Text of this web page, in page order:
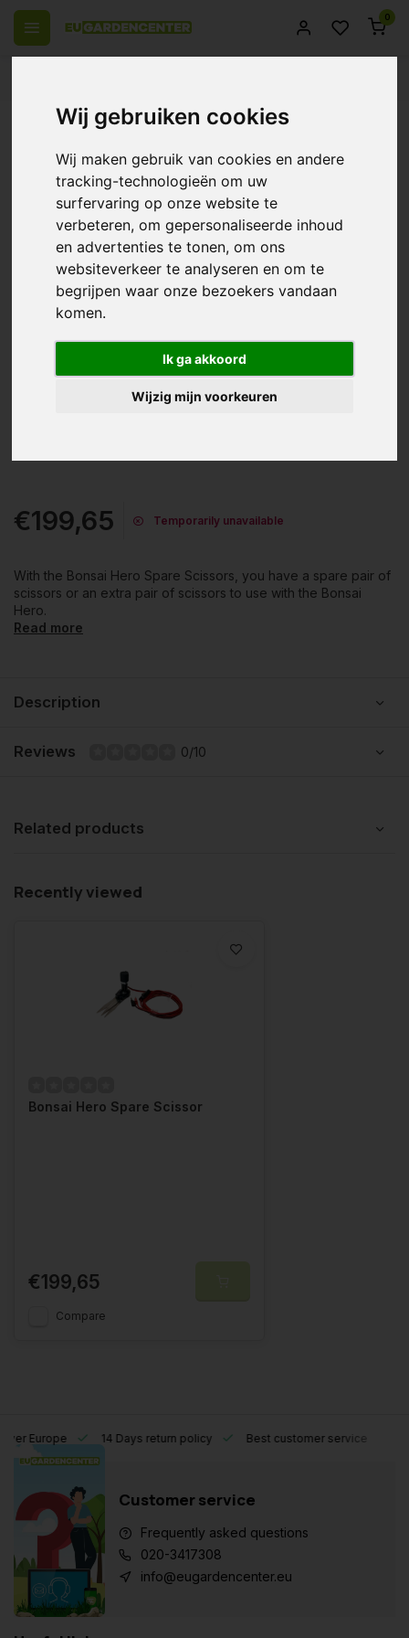
Wij gebruiken cookies
Wij maken gebruik van cookies en andere
tracking-technologieën om uw
surfervaring op onze website te
verbeteren, om gepersonaliseerde inhoud
en advertenties te tonen, om ons
websiteverkeer te analyseren en om te
begrijpen waar onze bezoekers vandaan
komen.
Ik ga akkoord
Wijzig mijn voorkeuren
0
Back
Bonsai Hero Spare Scissor ~ Extra
Bonsai Hero Scissors
0/10 (0 Reviews) Compare
€199,65 Temporarily unavailable
With the Bonsai Hero Spare Scissors, you have a spare pair of
scissors or an extra pair of scissors to use with the Bonsai
Hero.
Read more
Description
Reviews 0/10
Related products
Recently viewed
Bonsai Hero Spare Scissor
€199,65
Compare
Europe 14 Days return policy Best customer service
Customer service
Frequently asked questions
020-3417308
info@eugardencenter.eu